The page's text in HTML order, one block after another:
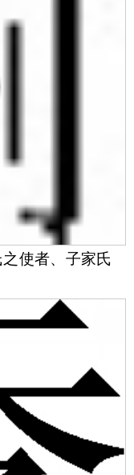
之使者、子家氏